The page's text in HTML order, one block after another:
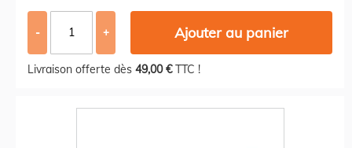
- + Ajouter au panier
Livraison offerte dès 49,00 €TTC !